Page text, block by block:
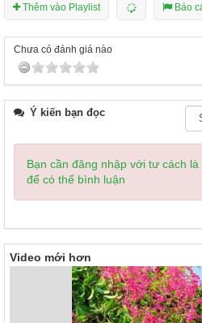
Thêm vào Playlist Báo
Chưa có đánh giá nào
Ý kiến bạn đọc
Bạn cần đăng nhập với tư cách là
để có thể bình luận
Video mới hơn